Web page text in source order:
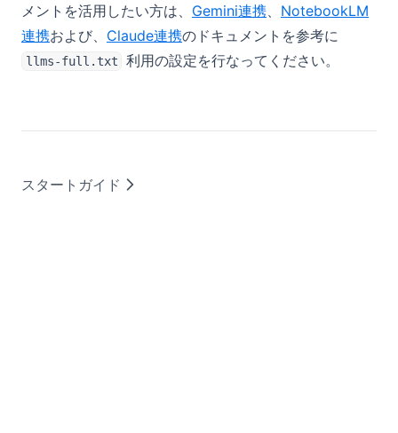
メントを活用したい方は、 Gemini連携
NotebookLM
連携および、 Claude連携のドキュメントを参考に
llms-full.txt 利用の設定を行なってください。
スタートガイド